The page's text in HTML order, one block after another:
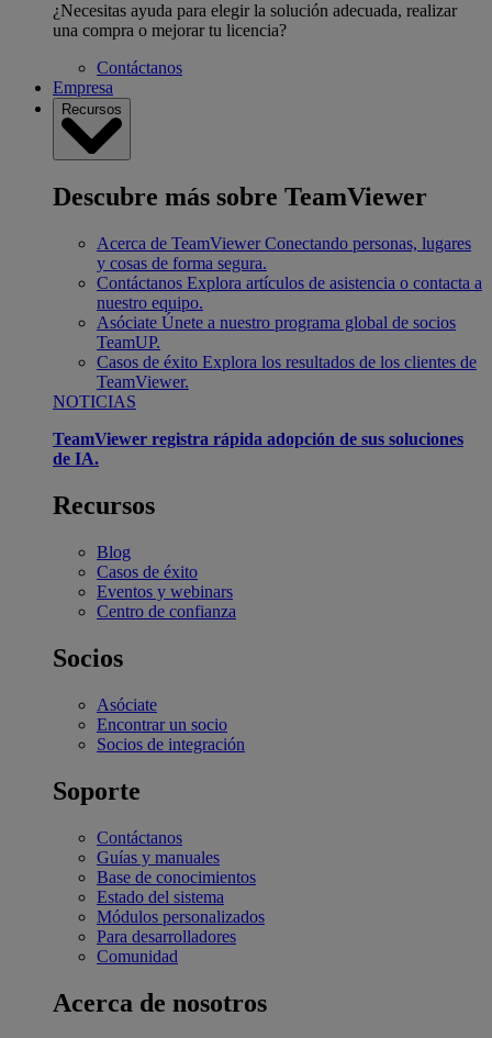
¿Necesitas ayuda para elegir la solución adecuada, realizar
una compra o mejorar tu licencia?
Contáctanos
Empresa
Recursos
Descubre más sobre TeamViewer
Acerca de TeamViewer Conectando personas, lugares
y cosas de forma segura.
Contáctanos Explora artículos de asistencia o contacta a
nuestro equipo.
Asóciate Únete a nuestro programa global de socios
TeamUP.
Casos de éxito Explora los resultados de los clientes de
TeamViewer.
NOTICIAS
TeamViewer registra rápida adopción de sus soluciones
de IA.
Recursos
Blog
Casos de éxito
Eventos y webinars
Centro de confianza
Socios
Asóciate
Encontrar un socio
Socios de integración
Soporte
Contáctanos
Guías y manuales
Base de conocimientos
Estado del sistema
Módulos personalizados
Para desarrolladores
Comunidad
Acerca de nosotros